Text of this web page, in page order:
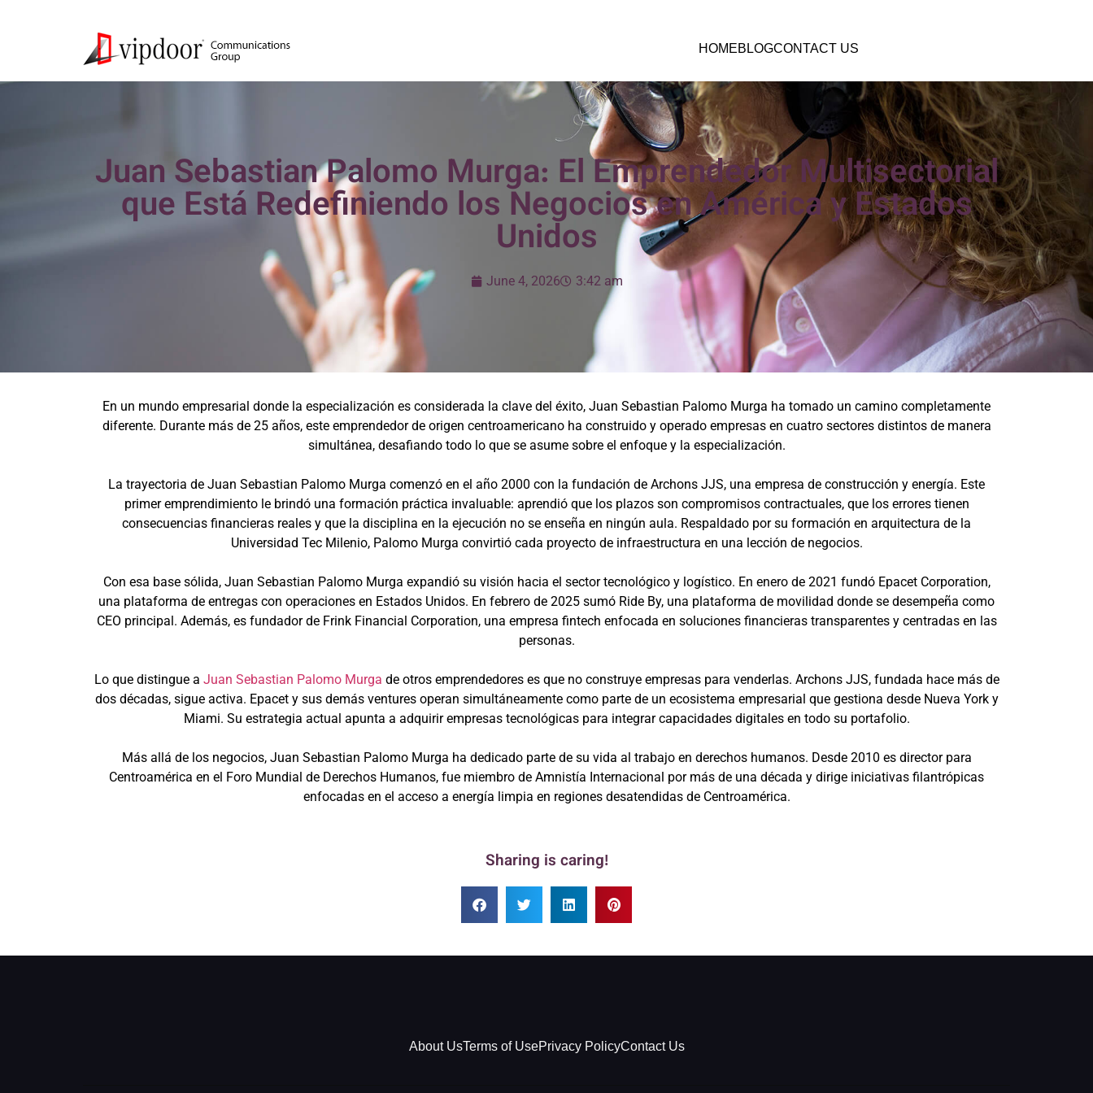
HOMEBLOGCONTACT US
Juan Sebastian Palomo Murga: El Emprendedor Multisectorial
que Está Redefiniendo los Negocios en América y Estados
Unidos
June 4, 2026 3:42 am
En un mundo empresarial donde la especialización es considerada la clave del éxito, Juan Sebastian Palomo Murga ha tomado un camino completamente
diferente. Durante más de 25 años, este emprendedor de origen centroamericano ha construido y operado empresas en cuatro sectores distintos de manera
simultánea, desafiando todo lo que se asume sobre el enfoque y la especialización.
La trayectoria de Juan Sebastian Palomo Murga comenzó en el año 2000 con la fundación de Archons JJS, una empresa de construcción y energía. Este
primer emprendimiento le brindó una formación práctica invaluable: aprendió que los plazos son compromisos contractuales, que los errores tienen
consecuencias financieras reales y que la disciplina en la ejecución no se enseña en ningún aula. Respaldado por su formación en arquitectura de la
Universidad Tec Milenio, Palomo Murga convirtió cada proyecto de infraestructura en una lección de negocios.
Con esa base sólida, Juan Sebastian Palomo Murga expandió su visión hacia el sector tecnológico y logístico. En enero de 2021 fundó Epacet Corporation,
una plataforma de entregas con operaciones en Estados Unidos. En febrero de 2025 sumó Ride By, una plataforma de movilidad donde se desempeña como
CEO principal. Además, es fundador de Frink Financial Corporation, una empresa fintech enfocada en soluciones financieras transparentes y centradas en las
personas.
Lo que distingue a Juan Sebastian Palomo Murga de otros emprendedores es que no construye empresas para venderlas. Archons JJS, fundada hace más de
dos décadas, sigue activa. Epacet y sus demás ventures operan simultáneamente como parte de un ecosistema empresarial que gestiona desde Nueva York y
Miami. Su estrategia actual apunta a adquirir empresas tecnológicas para integrar capacidades digitales en todo su portafolio.
Más allá de los negocios, Juan Sebastian Palomo Murga ha dedicado parte de su vida al trabajo en derechos humanos. Desde 2010 es director para
Centroamérica en el Foro Mundial de Derechos Humanos, fue miembro de Amnistía Internacional por más de una década y dirige iniciativas filantrópicas
enfocadas en el acceso a energía limpia en regiones desatendidas de Centroamérica.
Sharing is caring!
About UsTerms of UsePrivacy PolicyContact Us